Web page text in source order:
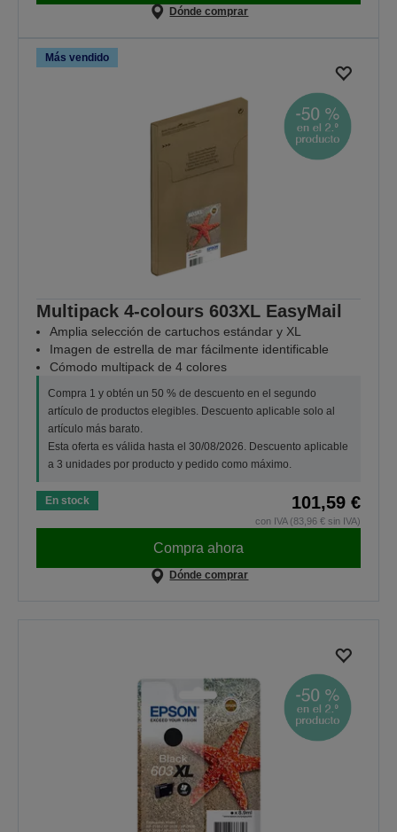
Dónde comprar
Más vendido
Multipack 4-colours 603XL EasyMail
Amplia selección de cartuchos estándar y XL
Imagen de estrella de mar fácilmente identificable
Cómodo multipack de 4 colores
Compra 1 y obtén un 50 % de descuento en el segundo
artículo de productos elegibles. Descuento aplicable solo al
artículo más barato.
Esta oferta es válida hasta el 30/08/2026. Descuento aplicable
a 3 unidades por producto y pedido como máximo.
En stock 101,59 €
con IVA (83,96 € sin IVA)
Compra ahora
Dónde comprar